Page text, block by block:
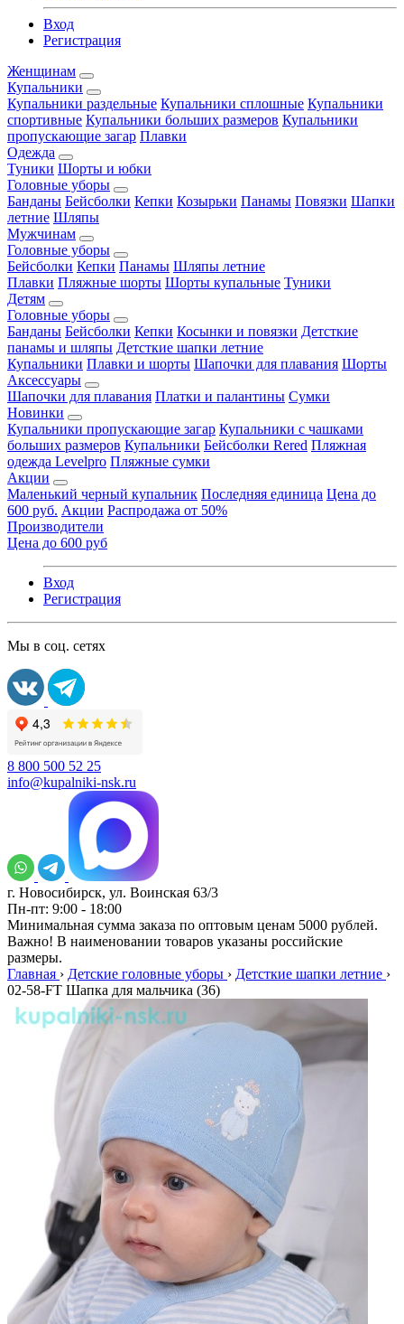
Вход
Регистрация
Женщинам
Купальники
Купальники раздельные Купальники сплошные Купальники
спортивные Купальники больших размеров Купальники
пропускающие загар Плавки
Одежда
Туники Шорты и юбки
Головные уборы
Банданы Бейсболки Кепки Козырьки Панамы Повязки Шапки
летние Шляпы
Мужчинам
Головные уборы
Бейсболки Кепки Панамы Шляпы летние
Плавки Пляжные шорты Шорты купальные Туники
Детям
Головные уборы
Банданы Бейсболки Кепки Косынки и повязки Детсткие
панамы и шляпы Детсткие шапки летние
Купальники Плавки и шорты Шапочки для плавания Шорты
Аксессуары
Шапочки для плавания Платки и палантины Сумки
Новинки
Купальники пропускающие загар Купальники с чашками
больших размеров Купальники Бейсболки Rered Пляжная
одежда Levelpro Пляжные сумки
Акции
Маленький черный купальник Последняя единица Цена до
600 руб. Акции Распродажа от 50%
Производители
Цена до 600 руб
Вход
Регистрация
Мы в соц. сетях
8 800 500 52 25
info@kupalniki-nsk.ru
г. Новосибирск, ул. Воинская 63/3
Пн-пт: 9:00 - 18:00
Минимальная сумма заказа по оптовым ценам 5000 рублей.
Важно! В наименовании товаров указаны российские
размеры.
Главная › Детские головные уборы › Детсткие шапки летние ›
02-58-FT Шапка для мальчика (36)